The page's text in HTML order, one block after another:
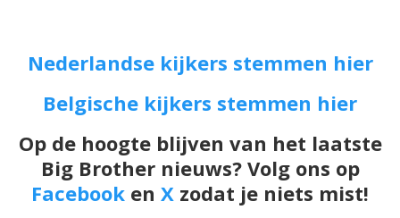
Nederlandse kijkers stemmen hier
Belgische kijkers stemmen hier
Op de hoogte blijven van het laatste
Big Brother nieuws? Volg ons op
Facebook en X zodat je niets mist!